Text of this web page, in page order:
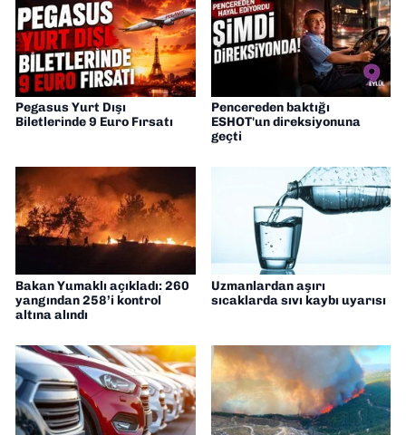
Pegasus Yurt Dışı
Biletlerinde 9 Euro Fırsatı
Pencereden baktığı
ESHOT'un direksiyonuna
geçti
Bakan Yumaklı açıkladı: 260
yangından 258’i kontrol
altına alındı
Uzmanlardan aşırı
sıcaklarda sıvı kaybı uyarısı